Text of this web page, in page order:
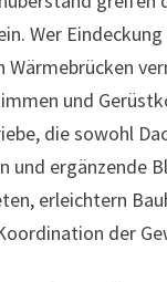
Wer
und
die sowohl
und ergänzende
erleichtern
der